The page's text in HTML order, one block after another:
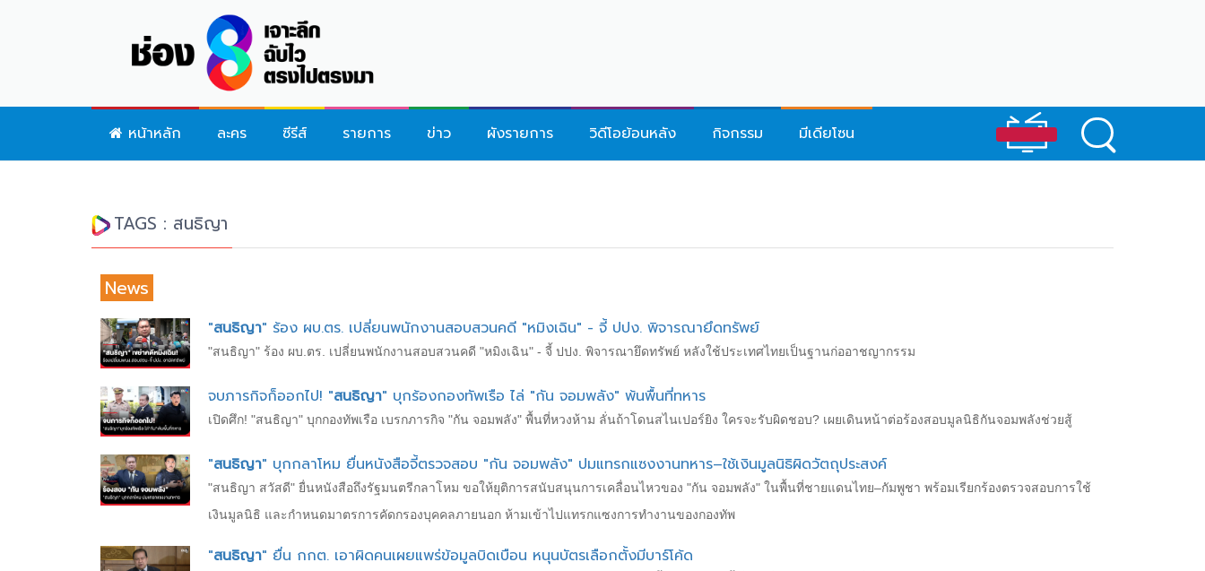
หน้าหลัก ละคร ซีรีส์ รายการ ข่าว ผังรายการ วิดีโอย้อนหลัง กิจกรรม มีเดียโซน
TAGS : สนธิญา
News
"สนธิญา" ร้อง ผบ.ตร. เปลี่ยนพนักงานสอบสวนคดี "หมิงเฉิน" - จี้ ปปง. พิจารณายึดทรัพย์
"สนธิญา" ร้อง ผบ.ตร. เปลี่ยนพนักงานสอบสวนคดี "หมิงเฉิน" - จี้ ปปง. พิจารณายึดทรัพย์ หลังใช้ประเทศไทยเป็นฐานก่ออาชญากรรม
จบภารกิจก็ออกไป! "สนธิญา" บุกร้องกองทัพเรือ ไล่ "กัน จอมพลัง" พ้นพื้นที่ทหาร
เปิดศึก! "สนธิญา" บุกกองทัพเรือ เบรกภารกิจ "กัน จอมพลัง" พื้นที่หวงห้าม ลั่นถ้าโดนสไนเปอร์ยิง ใครจะรับผิดชอบ? เผยเดินหน้าต่อร้องสอบมูลนิธิกันจอมพลังช่วยสู้
"สนธิญา" บุกกลาโหม ยื่นหนังสือจี้ตรวจสอบ "กัน จอมพลัง" ปมแทรกแซงงานทหาร–ใช้เงินมูลนิธิผิดวัตถุประสงค์
"สนธิญา สวัสดี" ยื่นหนังสือถึงรัฐมนตรีกลาโหม ขอให้ยุติการสนับสนุนการเคลื่อนไหวของ "กัน จอมพลัง" ในพื้นที่ชายแดนไทย–กัมพูชา พร้อมเรียกร้องตรวจสอบการใช้
เงินมูลนิธิ และกำหนดมาตรการคัดกรองบุคคลภายนอก ห้ามเข้าไปแทรกแซงการทำงานของกองทัพ
"สนธิญา" ยื่น กกต. เอาผิดคนเผยแพร่ข้อมูลบิดเบือน หนุนบัตรเลือกตั้งมีบาร์โค้ด